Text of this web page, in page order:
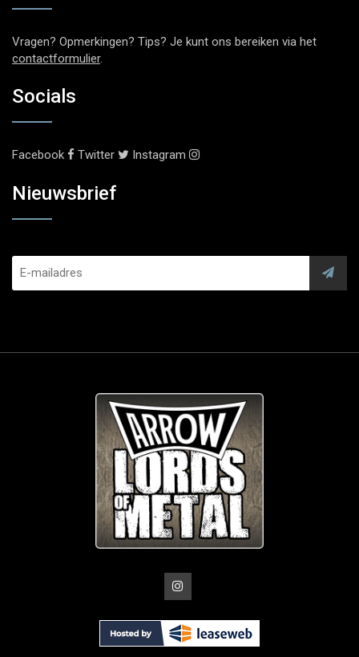
Vragen? Opmerkingen? Tips? Je kunt ons bereiken via het
contactformulier.
Socials
Facebook Twitter Instagram
Nieuwsbrief